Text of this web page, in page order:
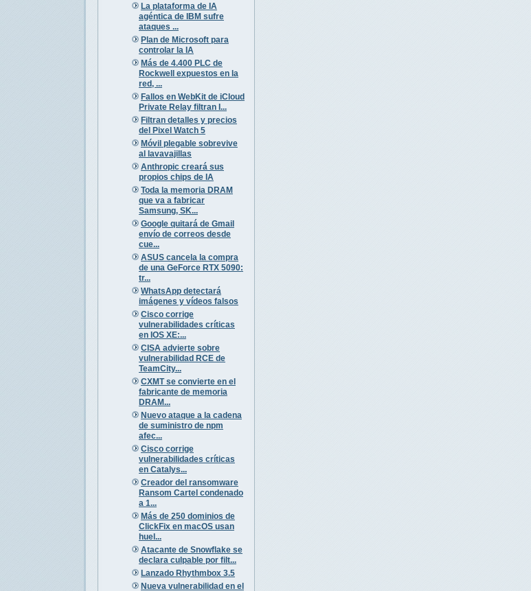
La plataforma de IA
agéntica de IBM sufre
ataques ...
Plan de Microsoft para
controlar la IA
Más de 4.400 PLC de
Rockwell expuestos en la
red, ...
Fallos en WebKit de iCloud
Private Relay filtran I...
Filtran detalles y precios
del Pixel Watch 5
Móvil plegable sobrevive
al lavavajillas
Anthropic creará sus
propios chips de IA
Toda la memoria DRAM
que va a fabricar
Samsung, SK...
Google quitará de Gmail
envío de correos desde
cue...
ASUS cancela la compra
de una GeForce RTX 5090:
tr...
WhatsApp detectará
imágenes y vídeos falsos
Cisco corrige
vulnerabilidades críticas
en IOS XE:...
CISA advierte sobre
vulnerabilidad RCE de
TeamCity...
CXMT se convierte en el
fabricante de memoria
DRAM...
Nuevo ataque a la cadena
de suministro de npm
afec...
Cisco corrige
vulnerabilidades críticas
en Catalys...
Creador del ransomware
Ransom Cartel condenado
a 1...
Más de 250 dominios de
ClickFix en macOS usan
huel...
Atacante de Snowflake se
declara culpable por filt...
Lanzado Rhythmbox 3.5
Nueva vulnerabilidad en el